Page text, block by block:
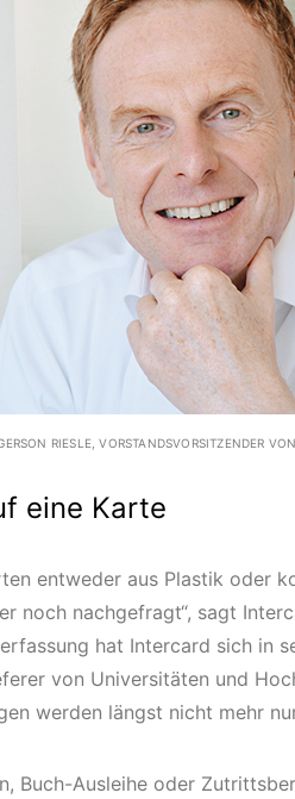
RIESLE, VORSTANDSVORSITZENDER
eine Karte
entweder aus Plastik oder
noch nachgefragt“, sagt
hat Intercard sich in
von Universitäten und
werden längst nicht mehr
Buch-Ausleihe oder